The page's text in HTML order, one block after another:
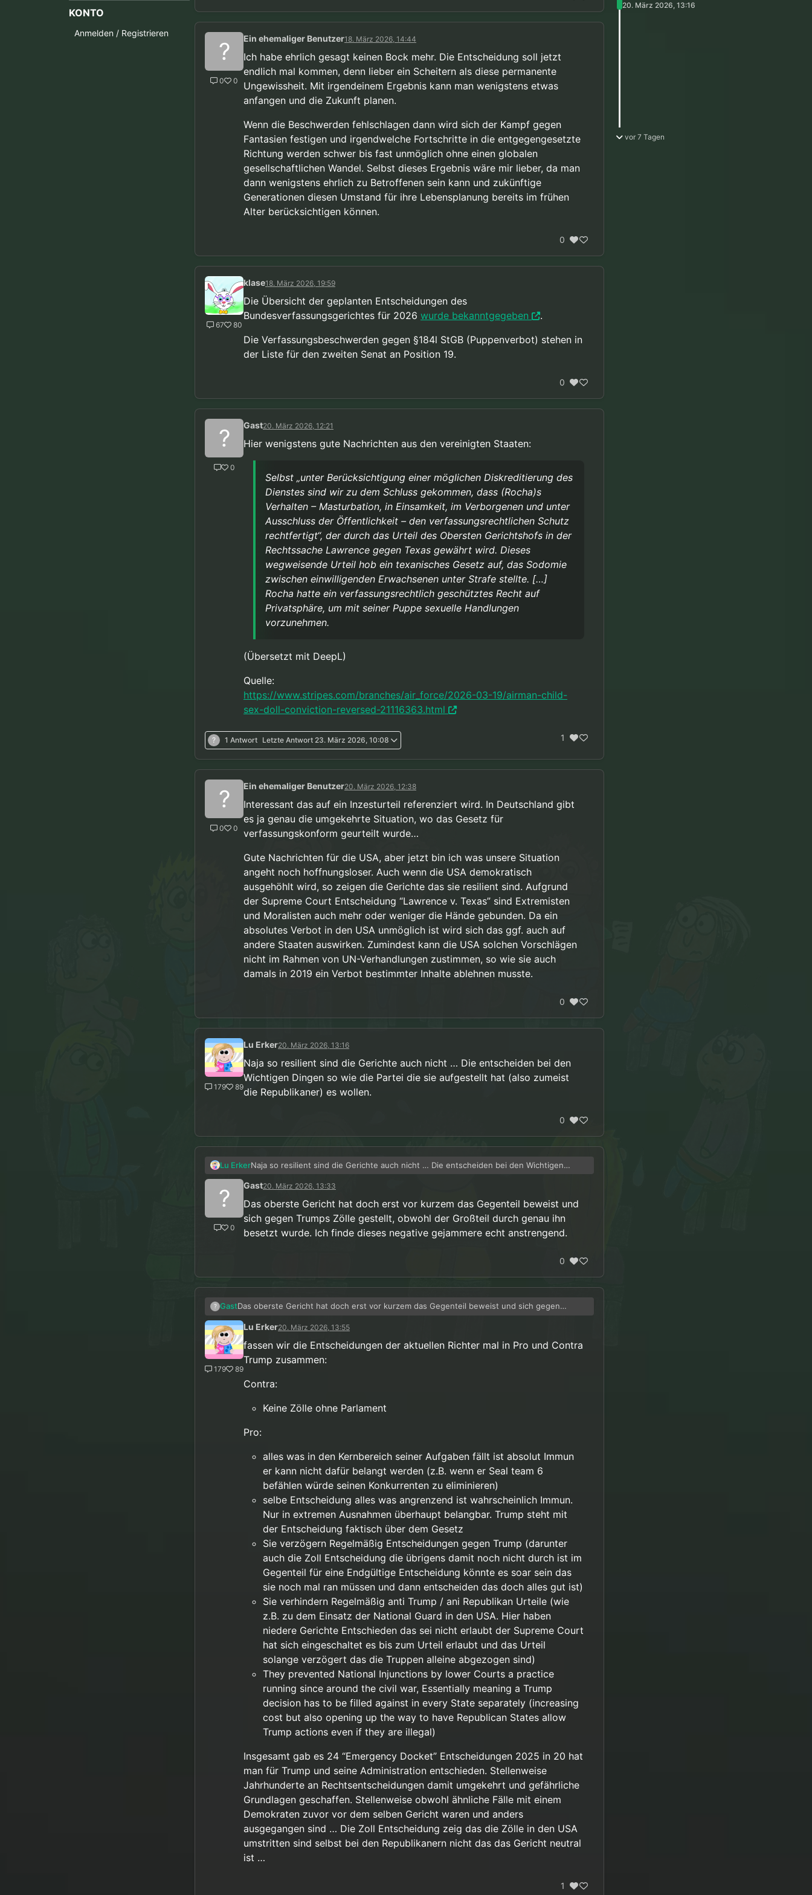
KONTO
Anmelden / Registrieren
?
0 0
Ein ehemaliger Benutzer18. März 2026, 14:44
Ich habe ehrlich gesagt keinen Bock mehr. Die Entscheidung soll jetzt
endlich mal kommen, denn lieber ein Scheitern als diese permanente
Ungewissheit. Mit irgendeinem Ergebnis kann man wenigstens etwas
anfangen und die Zukunft planen.
Wenn die Beschwerden fehlschlagen dann wird sich der Kampf gegen
Fantasien festigen und irgendwelche Fortschritte in die entgegengesetzte
Richtung werden schwer bis fast unmöglich ohne einen globalen
gesellschaftlichen Wandel. Selbst dieses Ergebnis wäre mir lieber, da man
dann wenigstens ehrlich zu Betroffenen sein kann und zukünftige
Generationen diesen Umstand für ihre Lebensplanung bereits im frühen
Alter berücksichtigen können.
0
67 80
klase18. März 2026, 19:59
Die Übersicht der geplanten Entscheidungen des
Bundesverfassungsgerichtes für 2026 wurde bekanntgegeben
.
Die Verfassungsbeschwerden gegen §184l StGB (Puppenverbot) stehen in
der Liste für den zweiten Senat an Position 19.
0
?
0
Gast20. März 2026, 12:21
Hier wenigstens gute Nachrichten aus den vereinigten Staaten:
Selbst „unter Berücksichtigung einer möglichen Diskreditierung des
Dienstes sind wir zu dem Schluss gekommen, dass (Rocha)s
Verhalten – Masturbation, in Einsamkeit, im Verborgenen und unter
Ausschluss der Öffentlichkeit – den verfassungsrechtlichen Schutz
rechtfertigt“, der durch das Urteil des Obersten Gerichtshofs in der
Rechtssache Lawrence gegen Texas gewährt wird. Dieses
wegweisende Urteil hob ein texanisches Gesetz auf, das Sodomie
zwischen einwilligenden Erwachsenen unter Strafe stellte. […]
Rocha hatte ein verfassungsrechtlich geschütztes Recht auf
Privatsphäre, um mit seiner Puppe sexuelle Handlungen
vorzunehmen.
(Übersetzt mit DeepL)
Quelle:
https://www.stripes.com/branches/air_force/2026-03-19/airman-child-
sex-doll-conviction-reversed-21116363.html
? 1 Antwort Letzte Antwort 23. März 2026, 10:08 1
?
0 0
Ein ehemaliger Benutzer20. März 2026, 12:38
Interessant das auf ein Inzesturteil referenziert wird. In Deutschland gibt
es ja genau die umgekehrte Situation, wo das Gesetz für
verfassungskonform geurteilt wurde…
Gute Nachrichten für die USA, aber jetzt bin ich was unsere Situation
angeht noch hoffnungsloser. Auch wenn die USA demokratisch
ausgehöhlt wird, so zeigen die Gerichte das sie resilient sind. Aufgrund
der Supreme Court Entscheidung “Lawrence v. Texas” sind Extremisten
und Moralisten auch mehr oder weniger die Hände gebunden. Da ein
absolutes Verbot in den USA unmöglich ist wird sich das ggf. auch auf
andere Staaten auswirken. Zumindest kann die USA solchen Vorschlägen
nicht im Rahmen von UN-Verhandlungen zustimmen, so wie sie auch
damals in 2019 ein Verbot bestimmter Inhalte ablehnen musste.
0
179 89
Lu Erker20. März 2026, 13:16
Naja so resilient sind die Gerichte auch nicht … Die entscheiden bei den
Wichtigen Dingen so wie die Partei die sie aufgestellt hat (also zumeist
die Republikaner) es wollen.
0
Lu ErkerNaja so resilient sind die Gerichte auch nicht … Die entscheiden bei den Wichtigen
Dingen so wie die Partei die sie aufgestellt hat (also zumeist die Republikaner) es
wollen.
?
0
Gast20. März 2026, 13:33
Das oberste Gericht hat doch erst vor kurzem das Gegenteil beweist und
sich gegen Trumps Zölle gestellt, obwohl der Großteil durch genau ihn
besetzt wurde. Ich finde dieses negative gejammere echt anstrengend.
0
? GastDas oberste Gericht hat doch erst vor kurzem das Gegenteil beweist und sich gegen
Trumps Zölle gestellt, obwohl der Großteil durch genau ihn besetzt wurde. Ich finde dieses
negative gejammere echt anstrengend.
179 89
Lu Erker20. März 2026, 13:55
fassen wir die Entscheidungen der aktuellen Richter mal in Pro und Contra
Trump zusammen:
Contra:
Keine Zölle ohne Parlament
Pro:
alles was in den Kernbereich seiner Aufgaben fällt ist absolut Immun
er kann nicht dafür belangt werden (z.B. wenn er Seal team 6
befählen würde seinen Konkurrenten zu eliminieren)
selbe Entscheidung alles was angrenzend ist wahrscheinlich Immun.
Nur in extremen Ausnahmen überhaupt belangbar. Trump steht mit
der Entscheidung faktisch über dem Gesetz
Sie verzögern Regelmäßig Entscheidungen gegen Trump (darunter
auch die Zoll Entscheidung die übrigens damit noch nicht durch ist im
Gegenteil für eine Endgültige Entscheidung könnte es soar sein das
sie noch mal ran müssen und dann entscheiden das doch alles gut ist)
Sie verhindern Regelmäßig anti Trump / ani Republikan Urteile (wie
z.B. zu dem Einsatz der National Guard in den USA. Hier haben
niedere Gerichte Entschieden das sei nicht erlaubt der Supreme Court
hat sich eingeschaltet es bis zum Urteil erlaubt und das Urteil
solange verzögert das die Truppen alleine abgezogen sind)
They prevented National Injunctions by lower Courts a practice
running since around the civil war, Essentially meaning a Trump
decision has to be filled against in every State separately (increasing
cost but also opening up the way to have Republican States allow
Trump actions even if they are illegal)
Insgesamt gab es 24 “Emergency Docket” Entscheidungen 2025 in 20 hat
man für Trump und seine Administration entschieden. Stellenweise
Jahrhunderte an Rechtsentscheidungen damit umgekehrt und gefährliche
Grundlagen geschaffen. Stellenweise obwohl ähnliche Fälle mit einem
Demokraten zuvor vor dem selben Gericht waren und anders
ausgegangen sind … Die Zoll Entscheidung zeig das die Zölle in den USA
umstritten sind selbst bei den Republikanern nicht das das Gericht neutral
ist …
1
20. März 2026, 13:16
vor 7 Tagen